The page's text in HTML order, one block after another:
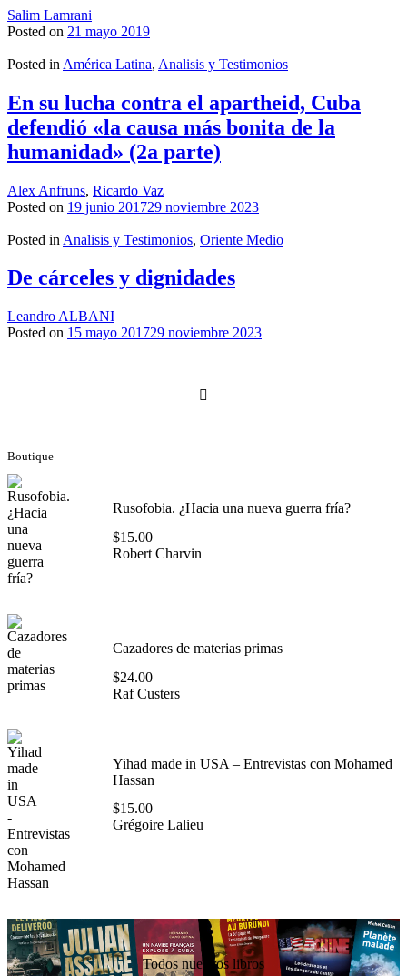
Salim Lamrani
Posted on 21 mayo 2019
Posted in América Latina, Analisis y Testimonios
En su lucha contra el apartheid, Cuba
defendió «la causa más bonita de la
humanidad» (2a parte)
Alex Anfruns, Ricardo Vaz
Posted on 19 junio 201729 noviembre 2023
Posted in Analisis y Testimonios, Oriente Medio
De cárceles y dignidades
Leandro ALBANI
Posted on 15 mayo 201729 noviembre 2023
Boutique
Rusofobia. ¿Hacia una nueva guerra fría?
$15.00
Robert Charvin
Cazadores de materias primas
$24.00
Raf Custers
Yihad made in USA – Entrevistas con Mohamed
Hassan
$15.00
Grégoire Lalieu
Todos nuestros libros